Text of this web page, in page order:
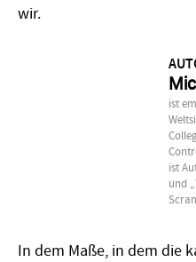
wir.
ist
ist
und
In dem Maße, in dem die